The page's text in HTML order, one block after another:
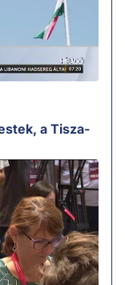
a Tisza-